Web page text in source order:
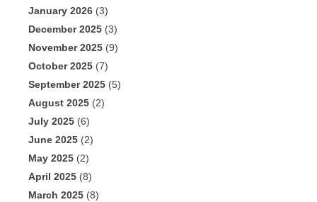
January 2026 (3)
December 2025 (3)
November 2025 (9)
October 2025 (7)
September 2025 (5)
August 2025 (2)
July 2025 (6)
June 2025 (2)
May 2025 (2)
April 2025 (8)
March 2025 (8)